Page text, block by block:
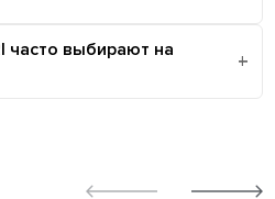
часто выбирают на